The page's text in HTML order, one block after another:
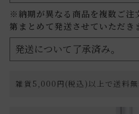
※納期が異なる商品を複数ご注
第まとめて発送させていただき
雑貨5,000円(税込)以上で送料無